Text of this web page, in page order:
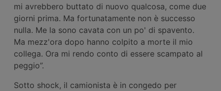
mi avrebbero buttato di nuovo qualcosa, come due
giorni prima. Ma fortunatamente non è successo
nulla. Me la sono cavata con un po' di spavento.
Ma mezz'ora dopo hanno colpito a morte il mio
collega. Ora mi rendo conto di essere scampato al
peggio”.
Sotto shock, il camionista è in congedo per